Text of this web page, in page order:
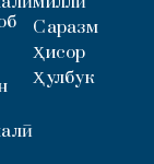
Саразм
Ҳисор
Ҳулбук